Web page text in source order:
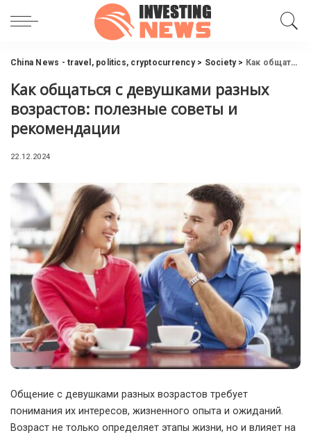
China News - travel, politics, cryptocurrency> Society> Как общаться с девушками разных возрастов: полезные советы и рекомендации
Как общаться с девушками разных
возрастов: полезные советы и
рекомендации
22.12.2024
Общение с девушками разных возрастов требует
понимания их интересов, жизненного опыта и ожиданий.
Возраст не только определяет этапы жизни, но и влияет на